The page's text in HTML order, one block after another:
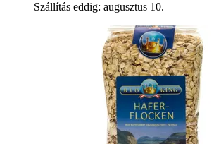
Szállítás eddig: augusztus 10.